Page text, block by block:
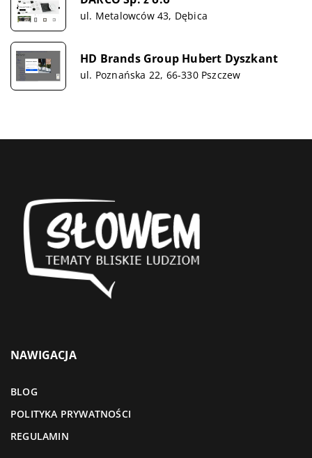
ul. Metalowców 43, Dębica
HD Brands Group Hubert Dyszkant
ul. Poznańska 22, 66-330 Pszczew
NAWIGACJA
BLOG
POLITYKA PRYWATNOŚCI
REGULAMIN